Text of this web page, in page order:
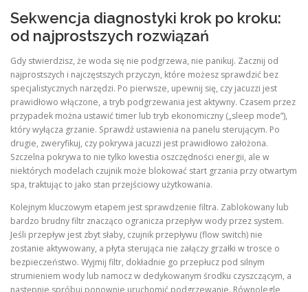
Sekwencja diagnostyki krok po kroku:
od najprostszych rozwiązań
Gdy stwierdzisz, że woda się nie podgrzewa, nie panikuj. Zacznij od
najprostszych i najczęstszych przyczyn, które możesz sprawdzić bez
specjalistycznych narzędzi. Po pierwsze, upewnij się, czy jacuzzi jest
prawidłowo włączone, a tryb podgrzewania jest aktywny. Czasem przez
przypadek można ustawić timer lub tryb ekonomiczny („sleep mode”),
który wyłącza grzanie. Sprawdź ustawienia na panelu sterującym. Po
drugie, zweryfikuj, czy pokrywa jacuzzi jest prawidłowo założona.
Szczelna pokrywa to nie tylko kwestia oszczędności energii, ale w
niektórych modelach czujnik może blokować start grzania przy otwartym
spa, traktując to jako stan przejściowy użytkowania.
Kolejnym kluczowym etapem jest sprawdzenie filtra. Zablokowany lub
bardzo brudny filtr znacząco ogranicza przepływ wody przez system.
Jeśli przepływ jest zbyt słaby, czujnik przepływu (flow switch) nie
zostanie aktywowany, a płyta sterująca nie załączy grzałki w trosce o
bezpieczeństwo. Wyjmij filtr, dokładnie go przepłucz pod silnym
strumieniem wody lub namocz w dedykowanym środku czyszczącym, a
następnie spróbuj ponownie uruchomić podgrzewanie. Równolegle